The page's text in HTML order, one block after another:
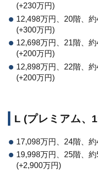
(+230万円)
12,498万円、20階、
(+300万円)
12,698万円、21階、
(+200万円)
12,898万円、22階、
(+200万円)
L (プレミアム、
17,098万円、24階、
19,998万円、25階、
(+2,900万円)